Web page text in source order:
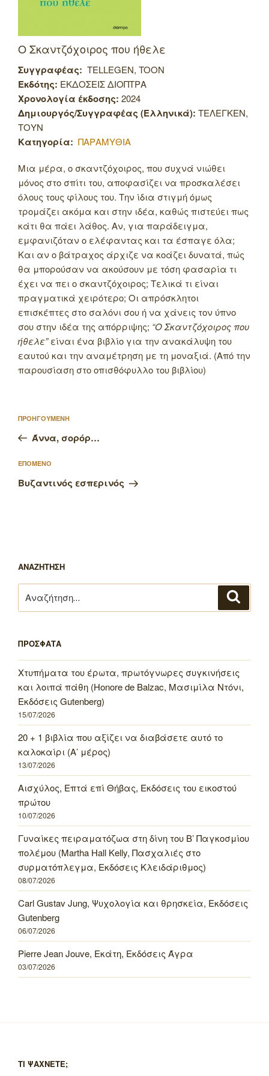
Ο Σκαντζόχοιρος που ήθελε
Συγγραφέας: TELLEGEN, TOON
Εκδότης: ΕΚΔΟΣΕΙΣ ΔΙΟΠΤΡΑ
Χρονολογία έκδοσης: 2024
Δημιουργός/Συγγραφέας (Ελληνικά): ΤΕΛΕΓΚΕΝ,
ΤΟΥΝ
Κατηγορία: ΠΑΡΑΜΥΘΙΑ
Μια μέρα, ο σκαντζόχοιρος, που συχνά νιώθει
μόνος στο σπίτι του, αποφασίζει να προσκαλέσει
όλους τους φίλους του. Την ίδια στιγμή όμως
τρομάζει ακόμα και στην ιδέα, καθώς πιστεύει πως
κάτι θα πάει λάθος. Αν, για παράδειγμα,
εμφανιζόταν ο ελέφαντας και τα έσπαγε όλα;
Και αν ο βάτραχος άρχιζε να κοάζει δυνατά, πώς
θα μπορούσαν να ακούσουν με τόση φασαρία τι
έχει να πει ο σκαντζόχοιρος; Τελικά τι είναι
πραγματικά χειρότερο; Οι απρόσκλητοι
επισκέπτες στο σαλόνι σου ή να χάνεις τον ύπνο
σου στην ιδέα της απόρριψης; “Ο Σκαντζόχοιρος που
ήθελε”είναι ένα βιβλίο για την ανακάλυψη του
εαυτού και την αναμέτρηση με τη μοναξιά. (Από την
παρουσίαση στο οπισθόφυλλο του βιβλίου)
άρθρων
Προηγούμενο
άρθρο
ΠΡΟΗΓΟΥΜΕΝΗ
Άννα, σορόρ…
Επόμενο
άρθρο
ΕΠΟΜΕΝΟ
Βυζαντινός εσπερινός
ΑΝΑΖΗΤΗΣΗ
για:
ΠΡΟΣΦΑΤΑ
Χτυπήματα του έρωτα, πρωτόγνωρες συγκινήσεις
και λοιπά πάθη (Honore de Balzac, Μασιμίλα Ντόνι,
Εκδόσεις Gutenberg)
15/07/2026
20 + 1 βιβλία που αξίζει να διαβάσετε αυτό το
καλοκαίρι (Α’ μέρος)
13/07/2026
Αισχύλος, Επτά επί Θήβας, Εκδόσεις του εικοστού
πρώτου
10/07/2026
Γυναίκες πειραματόζωα στη δίνη του Β’ Παγκοσμίου
πολέμου (Martha Hall Kelly, Πασχαλιές στο
συρματόπλεγμα, Εκδόσεις Κλειδάριθμος)
08/07/2026
Carl Gustav Jung, Ψυχολογία και θρησκεία, Εκδόσεις
Gutenberg
06/07/2026
Pierre Jean Jouve, Εκάτη, Εκδόσεις Άγρα
03/07/2026
ΤΙ ΨΑΧΝΕΤΕ;